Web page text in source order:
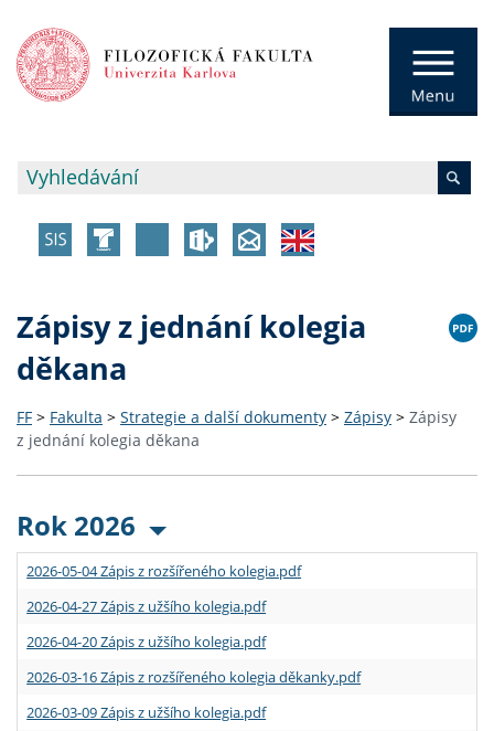
Zápisy z jednání kolegia
děkana
FF > Fakulta > Strategie a další dokumenty > Zápisy > Zápisy
z jednání kolegia děkana
Rok 2026
2026-05-04 Zápis z rozšířeného kolegia.pdf
2026-04-27 Zápis z užšího kolegia.pdf
2026-04-20 Zápis z užšího kolegia.pdf
2026-03-16 Zápis z rozšířeného kolegia děkanky.pdf
2026-03-09 Zápis z užšího kolegia.pdf